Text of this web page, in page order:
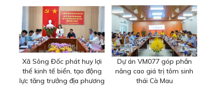
Xã Sông Đốc phát huy lợi
thế kinh tế biển, tạo động
lực tăng trưởng địa phương
Dự án VM077 góp phần
nâng cao giá trị tôm sinh
thái Cà Mau